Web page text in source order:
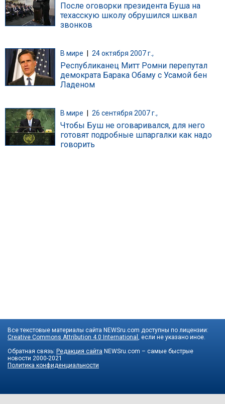
После оговорки президента Буша на
техасскую школу обрушился шквал
звонков
В мире 24 октября 2007 г.,
Республиканец Митт Ромни перепутал
демократа Барака Обаму с Усамой бен
Ладеном
В мире 26 сентября 2007 г.,
Чтобы Буш не оговаривался, для него
готовят подробные шпаргалки как надо
говорить
Все текстовые материалы сайта NEWSru.com доступны по лицензии:
Creative Commons Attribution 4.0 International
, если не указано иное.
Обратная связь: Редакция сайта NEWSru.com – самые быстрые
новости 2000-2021
Политика конфиденциальности